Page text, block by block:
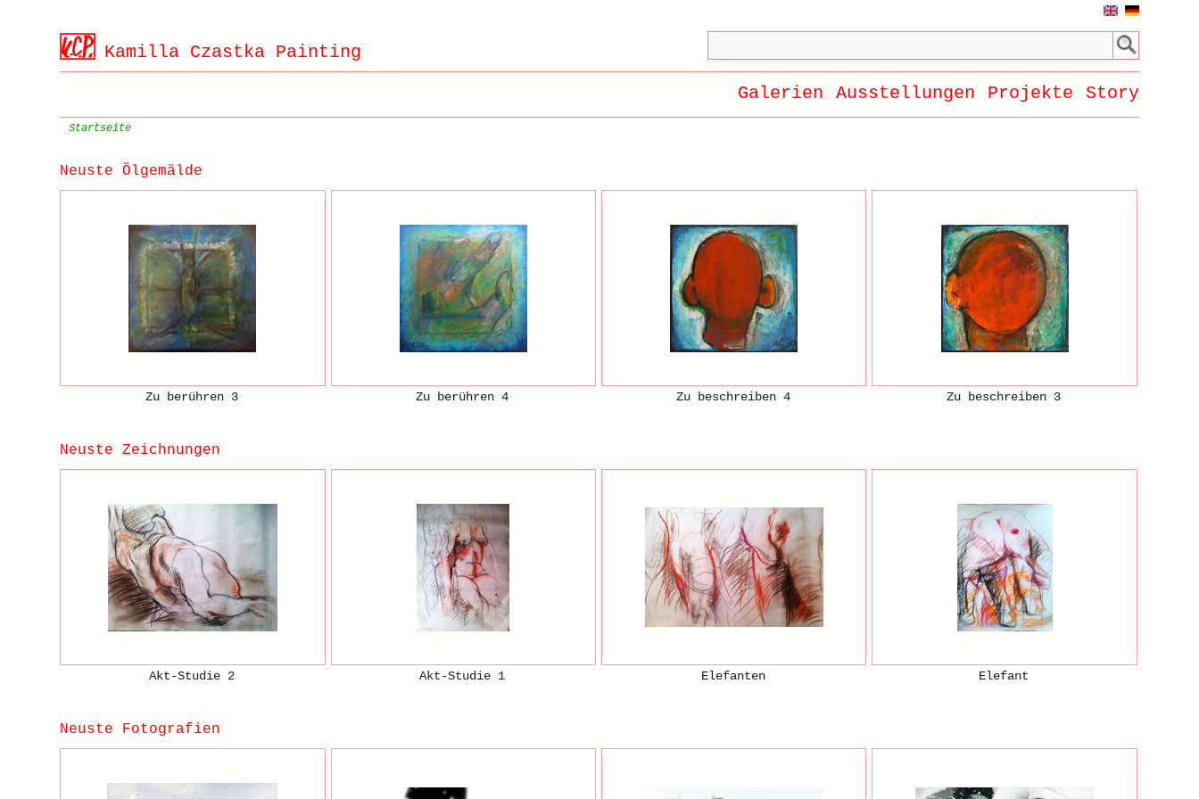
Kamilla Czastka Painting
Story
Projekte
Ausstellungen
Galerien
Startseite
Neuste Ölgemälde
Zu berühren 3 Zu berühren 4 Zu beschreiben 4 Zu beschreiben 3
Neuste Zeichnungen
Akt-Studie 2 Akt-Studie 1 Elefanten Elefant
Neuste Fotografien